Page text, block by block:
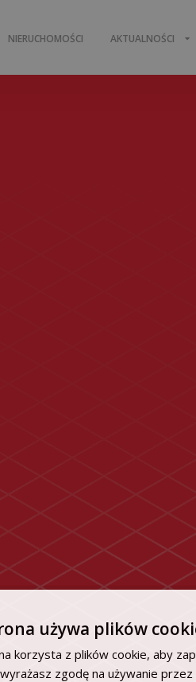
NIERUCHOMOŚCI AKTUALNOŚCI
używa plików
korzysta z plików cookie, aby
zgodę na używanie